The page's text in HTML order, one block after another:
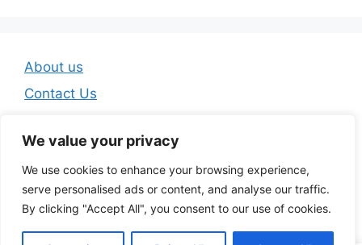
We value your privacy
We use cookies to enhance your browsing experience,
serve personalised ads or content, and analyse our traffic.
By clicking "Accept All", you consent to our use of cookies.
About us
Contact Us
Privacy Policy
Terms And Conditions
© 2026 Telugu Jobs Guru - Latest Telugu Job Updates